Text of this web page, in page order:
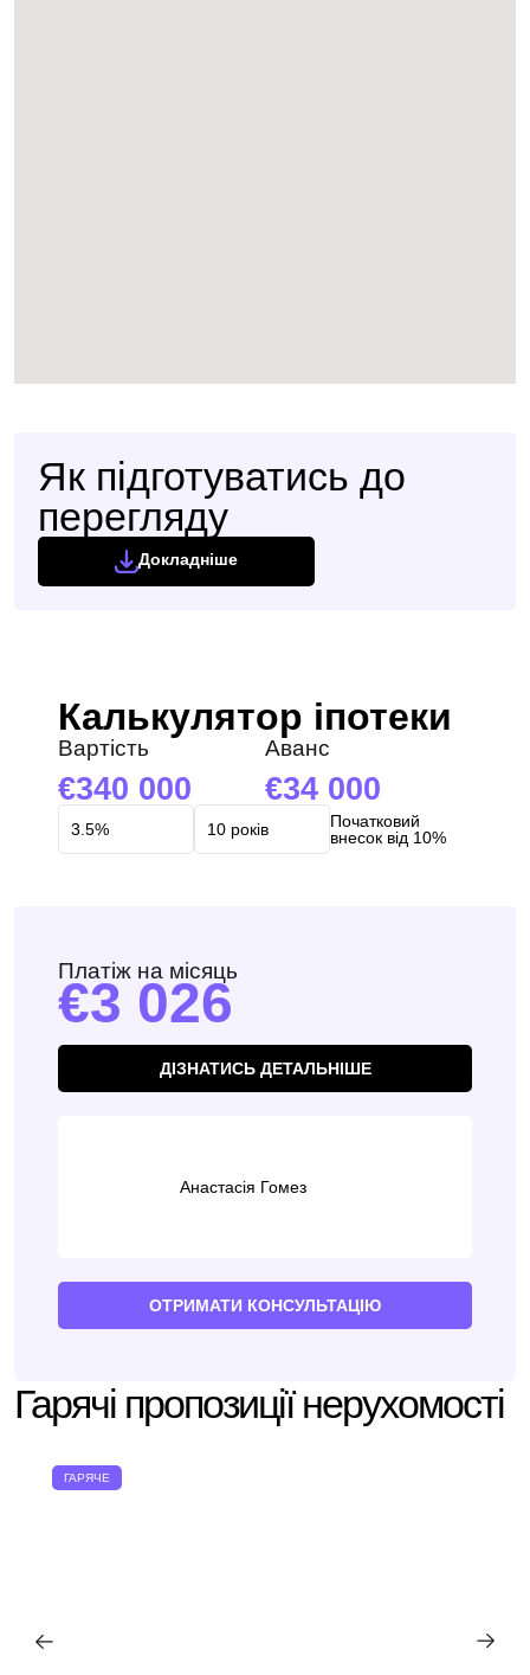
Як підготуватись до
перегляду
Докладніше
Калькулятор іпотеки
Вартість
340 000
Аванс
34 000
Початковий
внесок від 10%
Платіж на місяць
3 026
ДІЗНАТИСЬ ДЕТАЛЬНІШЕ
Анастасія Гомез
ОТРИМАТИ КОНСУЛЬТАЦІЮ
Гарячі пропозиції нерухомості
ГАРЯЧЕ